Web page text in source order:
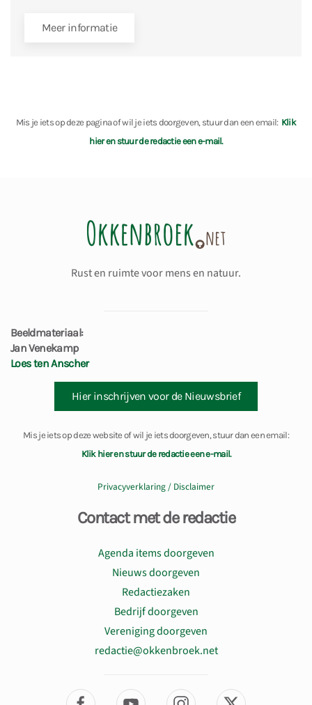
Meer informatie
Mis je iets op deze pagina of wil je iets doorgeven, stuur dan een email: Klik
hier en stuur de redactie een e-mail.
Rust en ruimte voor mens en natuur.
Beeldmateriaal:
Jan Venekamp
Loes ten Anscher
Hier inschrijven voor de Nieuwsbrief
Mis je iets op deze website of wil je iets doorgeven, stuur dan een email:
Klik hier en stuur de redactie een e-mail.
Privacyverklaring / Disclaimer
Contact met de redactie
Agenda items doorgeven
Nieuws doorgeven
Redactiezaken
Bedrijf doorgeven
Vereniging doorgeven
redactie@okkenbroek.net